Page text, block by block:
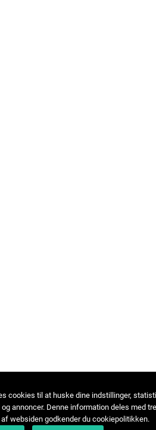
cookies til at huske dine indstillinger,
annoncer. Denne information deles med
websiden godkender du cookiepolitikken.